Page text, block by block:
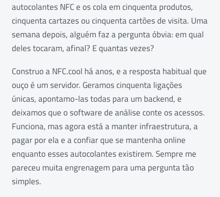
autocolantes NFC e os cola em cinquenta produtos,
cinquenta cartazes ou cinquenta cartões de visita. Uma
semana depois, alguém faz a pergunta óbvia: em qual
deles tocaram, afinal? E quantas vezes?
Construo a NFC.cool há anos, e a resposta habitual que
ouço é um servidor. Geramos cinquenta ligações
únicas, apontamo-las todas para um backend, e
deixamos que o software de análise conte os acessos.
Funciona, mas agora está a manter infraestrutura, a
pagar por ela e a confiar que se mantenha online
enquanto esses autocolantes existirem. Sempre me
pareceu muita engrenagem para uma pergunta tão
simples.